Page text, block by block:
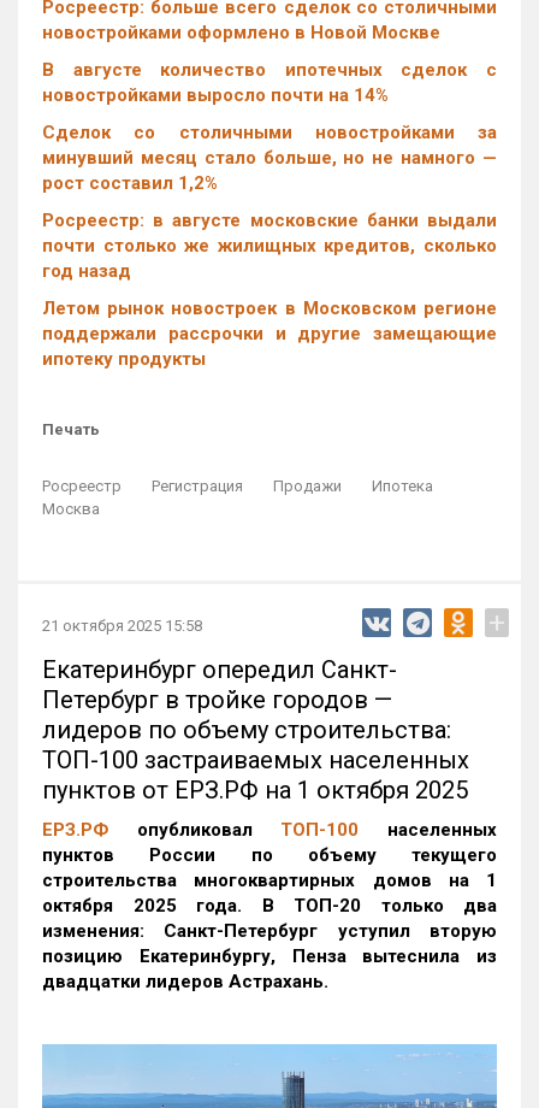
Росреестр: больше всего сделок со столичными
новостройками оформлено в Новой Москве
В августе количество ипотечных сделок с
новостройками выросло почти на 14%
Cделок со столичными новостройками за
минувший месяц стало больше, но не намного —
рост составил 1,2%
Росреестр: в августе московские банки выдали
почти столько же жилищных кредитов, сколько
год назад
Летом рынок новостроек в Московском регионе
поддержали рассрочки и другие замещающие
ипотеку продукты
Печать
Росреестр Регистрация Продажи
Ипотека
Москва
21 октября 2025 15:58 +
Екатеринбург опередил Санкт-
Петербург в тройке городов —
лидеров по объему строительства:
ТОП-100 застраиваемых населенных
пунктов от ЕРЗ.РФ на 1 октября 2025
ЕРЗ.РФ опубликовал ТОП-100 населенных
пунктов России по объему текущего
строительства многоквартирных домов на 1
октября 2025 года. В ТОП-20 только два
изменения: Санкт-Петербург уступил вторую
позицию Екатеринбургу, Пенза вытеснила из
двадцатки лидеров Астрахань.